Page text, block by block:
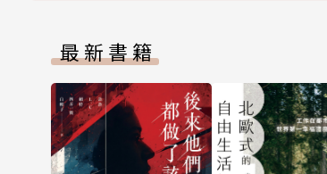
最新書籍